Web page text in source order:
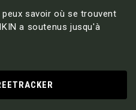
savoir où se trouvent
a soutenus jusqu'à